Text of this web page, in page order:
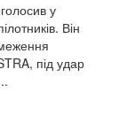
у
Він
під удар